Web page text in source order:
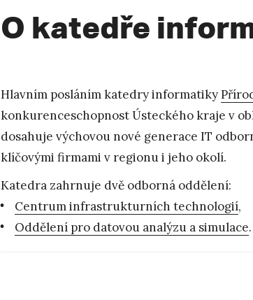
O katedře
Hlavním posláním katedry informatiky
konkurenceschopnost Ústeckého kraje v
dosahuje výchovou nové generace IT
klíčovými firmami v regionu i jeho okolí.
Katedra zahrnuje dvě odborná oddělení:
Centrum infrastrukturních technologií,
Oddělení pro datovou analýzu a simulace.